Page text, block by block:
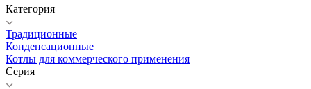
Категория
Традиционные
Конденсационные
Котлы для коммерческого применения
Серия